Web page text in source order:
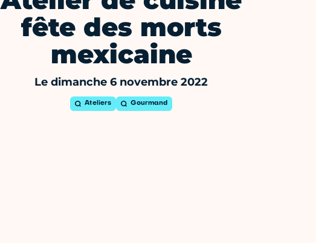
fête des morts
mexicaine
Le dimanche 6 novembre 2022
Ateliers Gourmand